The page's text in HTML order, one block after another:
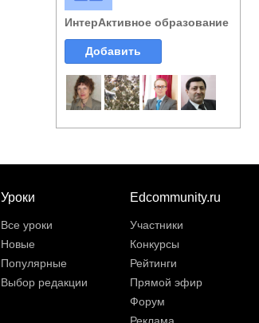
ИнтерАктивное образование
Добавить
Уроки
Все уроки
Новые
Популярные
Выбор редакции
Edcommunity.ru
Участники
Конкурсы
Рейтинги
Прямой эфир
Форум
Реклама